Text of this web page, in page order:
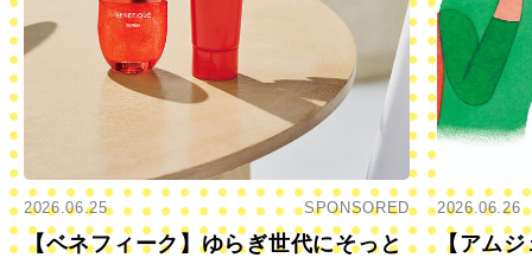
2026.06.25 SPONSORED
【ベネフィーク】ゆらぎ世代にそっと
2026.06.26
【アムジ